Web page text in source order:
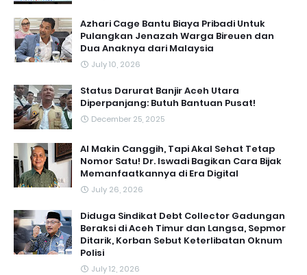
Azhari Cage Bantu Biaya Pribadi Untuk
Pulangkan Jenazah Warga Bireuen dan
Dua Anaknya dari Malaysia
July 10, 2026
Status Darurat Banjir Aceh Utara
Diperpanjang: Butuh Bantuan Pusat!
December 25, 2025
AI Makin Canggih, Tapi Akal Sehat Tetap
Nomor Satu! Dr. Iswadi Bagikan Cara Bijak
Memanfaatkannya di Era Digital
July 26, 2026
Diduga Sindikat Debt Collector Gadungan
Beraksi di Aceh Timur dan Langsa, Sepmor
Ditarik, Korban Sebut Keterlibatan Oknum
Polisi
July 12, 2026